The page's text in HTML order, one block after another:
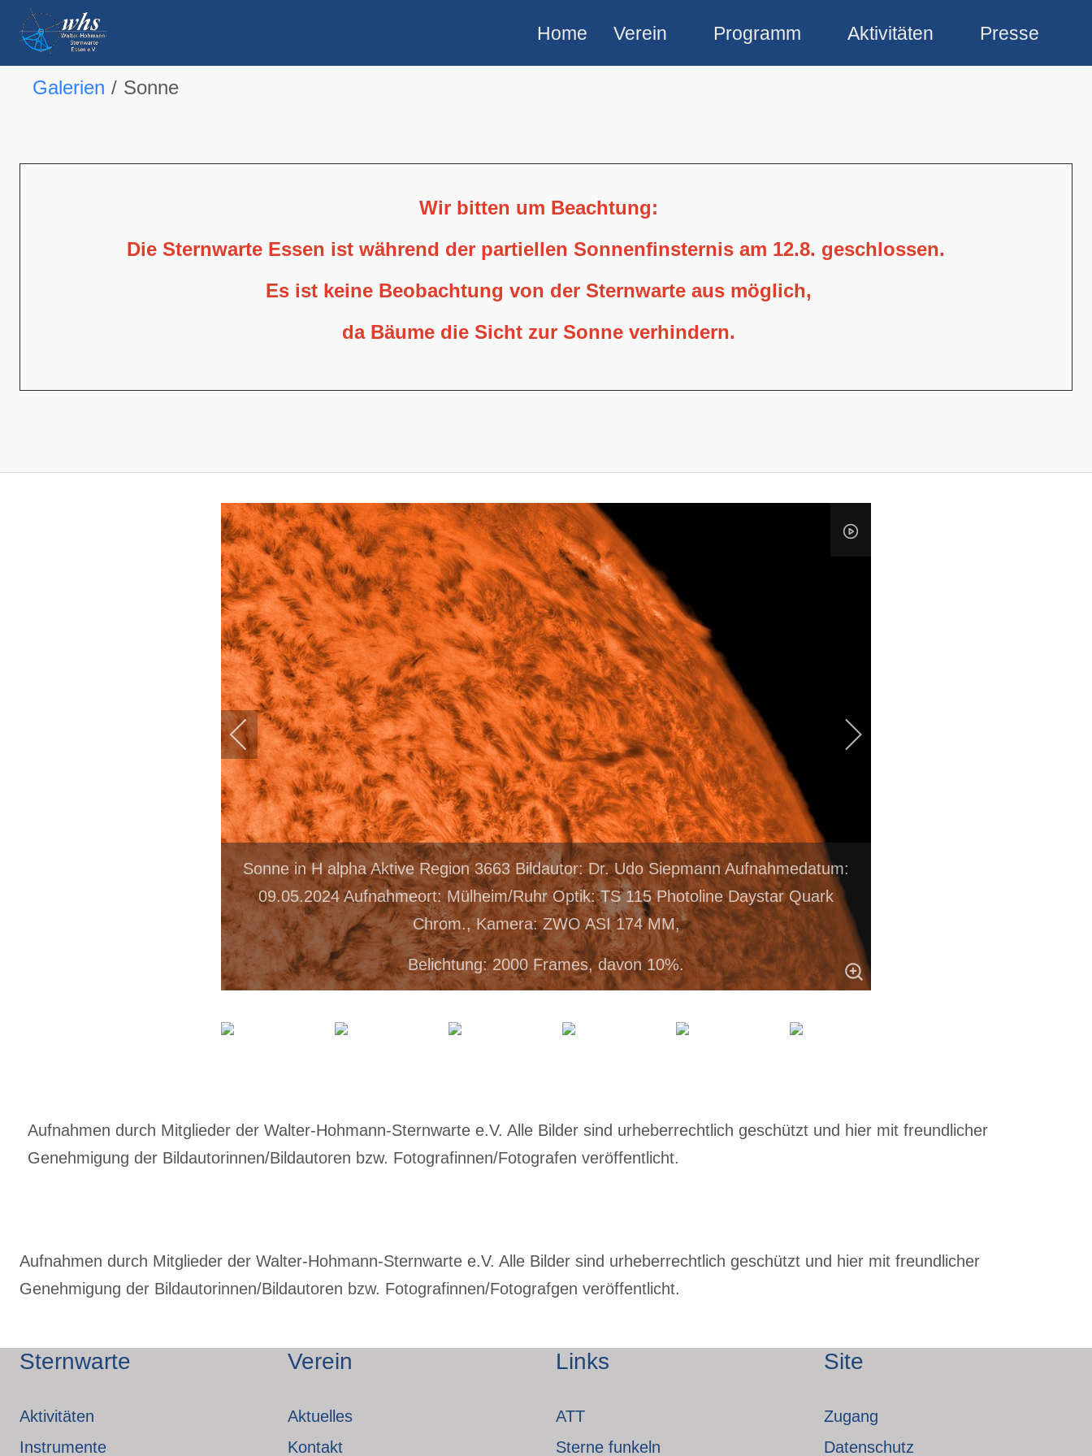
Home Verein Programm Aktivitäten Presse
Galerien Sonne
Wir bitten um Beachtung:
Die Sternwarte Essen ist während der partiellen Sonnenfinsternis am 12.8. geschlossen.
Es ist keine Beobachtung von der Sternwarte aus möglich,
da Bäume die Sicht zur Sonne verhindern.
Sonne in H alpha Aktive Region 3663 Bildautor: Dr. Udo Siepmann Aufnahmedatum:
09.05.2024 Aufnahmeort: Mülheim/Ruhr Optik: TS 115 Photoline Daystar Quark
Chrom., Kamera: ZWO ASI 174 MM,
Belichtung: 2000 Frames, davon 10%.
Aufnahmen durch Mitglieder der Walter-Hohmann-Sternwarte e.V. Alle Bilder sind urheberrechtlich geschützt und hier mit freundlicher
Genehmigung der Bildautorinnen/Bildautoren bzw. Fotografinnen/Fotografen veröffentlicht.
Aufnahmen durch Mitglieder der Walter-Hohmann-Sternwarte e.V. Alle Bilder sind urheberrechtlich geschützt und hier mit freundlicher
Genehmigung der Bildautorinnen/Bildautoren bzw. Fotografinnen/Fotografgen veröffentlicht.
Sternwarte
Aktivitäten
Instrumente
Verein
Aktuelles
Kontakt
Links
ATT
Sterne funkeln
Site
Zugang
Datenschutz